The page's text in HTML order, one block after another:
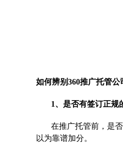
如何辨别360推广托管公
1、是否有签订正规
在推广托管前，是
以为靠谱加分。